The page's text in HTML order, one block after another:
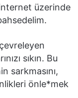
üzerinde
sıkın. Bu
sarkmasını,
önle*mek